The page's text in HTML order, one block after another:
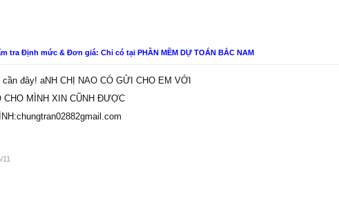
tra Định mức & Đơn giá: Chỉ có tại PHẦN MỀM DỰ TOÁN BẮC NAM
đây! aNH CHỊ NAO CÓ GỬI CHO EM VỚI
CHO MÌNH XIN CŨNH ĐƯỢC
11